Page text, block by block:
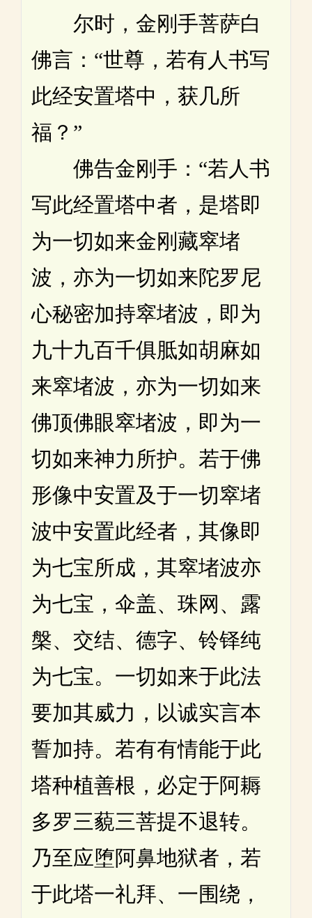
尔时，金刚手菩萨白
佛言：“世尊，若有人书写
此经安置塔中，获几所
福？”
佛告金刚手：“若人书
写此经置塔中者，是塔即
为一切如来金刚藏窣堵
波，亦为一切如来陀罗尼
心秘密加持窣堵波，即为
九十九百千俱胝如胡麻如
来窣堵波，亦为一切如来
佛顶佛眼窣堵波，即为一
切如来神力所护。若于佛
形像中安置及于一切窣堵
波中安置此经者，其像即
为七宝所成，其窣堵波亦
为七宝，伞盖、珠网、露
槃、交结、德字、铃铎纯
为七宝。一切如来于此法
要加其威力，以诚实言本
誓加持。若有有情能于此
塔种植善根，必定于阿耨
多罗三藐三菩提不退转。
乃至应堕阿鼻地狱者，若
于此塔一礼拜、一围绕，